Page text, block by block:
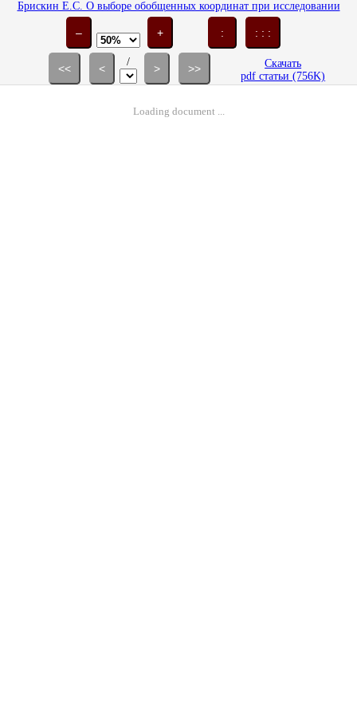
Брискин Е.С. О выборе обобщенных координат при исследовании
движения механических систем // Изв. РАН. МТТ. 2000. № 2. С. 44-50.
– + : : : :
<< <
/
> >>
Скачать
pdf статьи (756K)
Loading document ...